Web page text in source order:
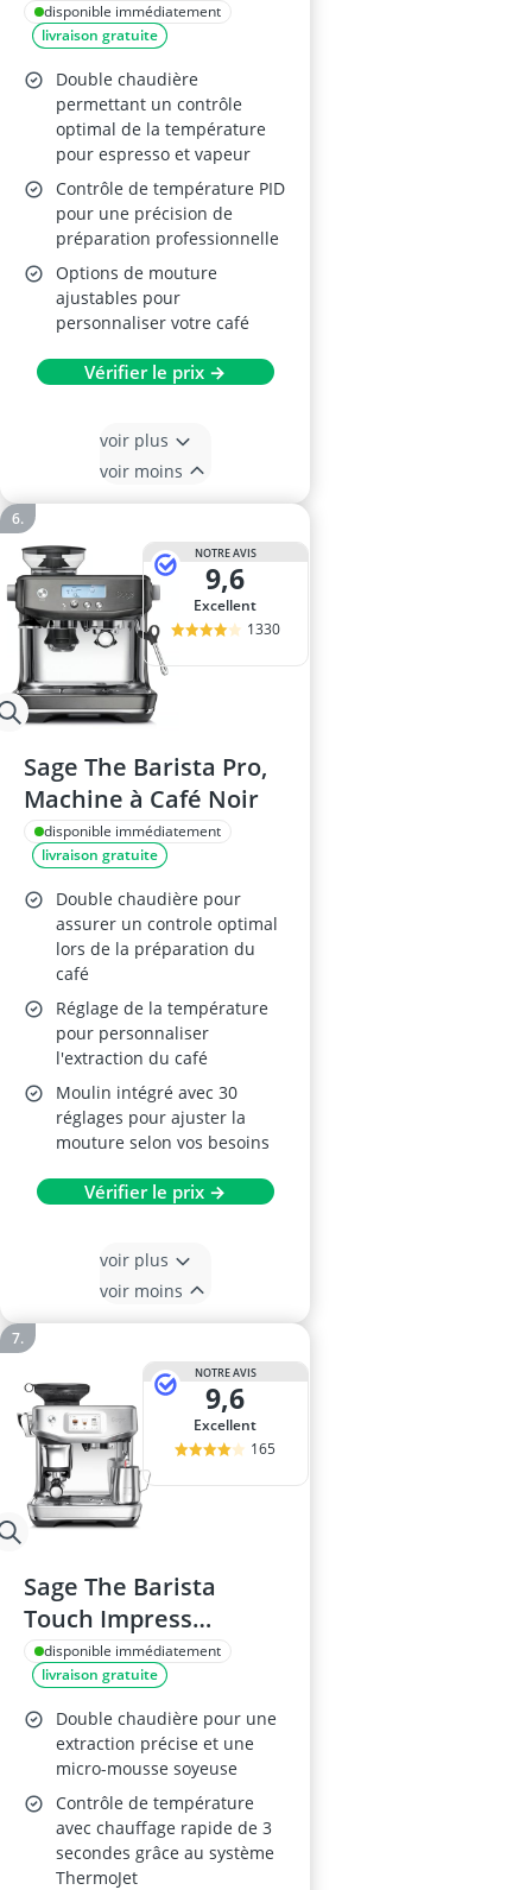
disponible immédiatement
livraison gratuite
Double chaudière
permettant un contrôle
optimal de la température
pour espresso et vapeur
Contrôle de température PID
pour une précision de
préparation professionnelle
Options de mouture
ajustables pour
personnaliser votre café
Vérifier le prix →
voir plus
voir moins
NOTRE AVIS
9,6
Excellent
1330
Sage The Barista Pro,
Machine à Café Noir
disponible immédiatement
livraison gratuite
Double chaudière pour
assurer un controle optimal
lors de la préparation du
café
Réglage de la température
pour personnaliser
l'extraction du café
Moulin intégré avec 30
réglages pour ajuster la
mouture selon vos besoins
Vérifier le prix →
voir plus
voir moins
NOTRE AVIS
9,6
Excellent
165
Sage The Barista
Touch Impress
Machine à Café
disponible immédiatement
livraison gratuite
Double chaudière pour une
extraction précise et une
micro-mousse soyeuse
Contrôle de température
avec chauffage rapide de 3
secondes grâce au système
ThermoJet